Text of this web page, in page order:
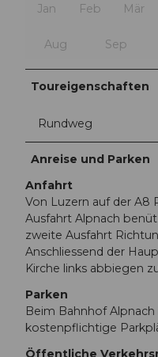
Jan Feb Mär
Aug Sep
Toureigenschaften
Rundweg
Anreise und Parken
Anfahrt
Von Luzern auf der A8
Ausfahrt Alpnach
zweite Ausfahrt
Anschliessend der
Kirche links abbiegen
Parken
Beim Bahnhof
kostenpflichtige
Öffentliche